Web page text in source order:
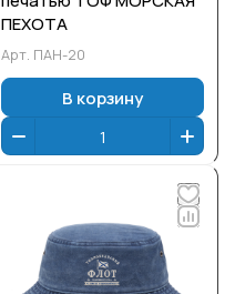
ПЕХОТА
Арт. ПАН-20
В корзину